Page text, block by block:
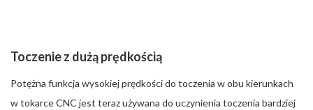
Toczenie z dużą prędkością
Potężna funkcja wysokiej prędkości do toczenia w obu kierunkach
w tokarce CNC jest teraz używana do uczynienia toczenia bardziej